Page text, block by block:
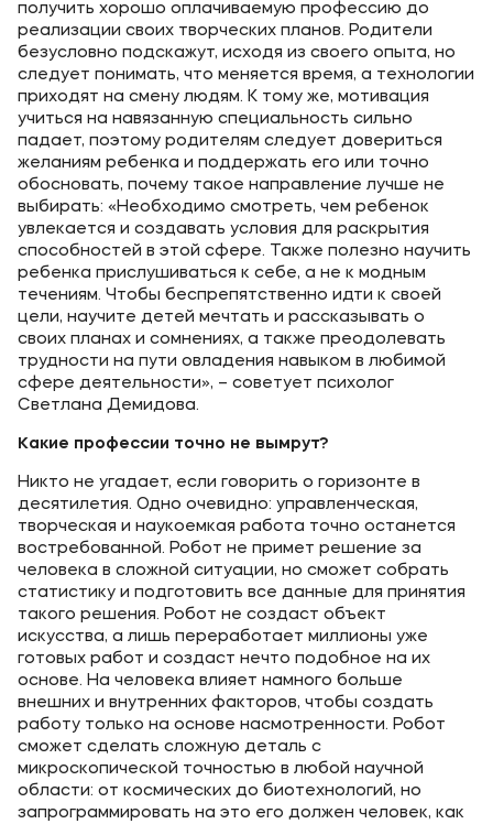
получить хорошо оплачиваемую профессию до
реализации своих творческих планов. Родители
безусловно подскажут, исходя из своего опыта, но
следует понимать, что меняется время, а технологии
приходят на смену людям. К тому же, мотивация
учиться на навязанную специальность сильно
падает, поэтому родителям следует довериться
желаниям ребенка и поддержать его или точно
обосновать, почему такое направление лучше не
выбирать: «Необходимо смотреть, чем ребенок
увлекается и создавать условия для раскрытия
способностей в этой сфере. Также полезно научить
ребенка прислушиваться к себе, а не к модным
течениям. Чтобы беспрепятственно идти к своей
цели, научите детей мечтать и рассказывать о
своих планах и сомнениях, а также преодолевать
трудности на пути овладения навыком в любимой
сфере деятельности», – советует психолог
Светлана Демидова.
Какие профессии точно не вымрут?
Никто не угадает, если говорить о горизонте в
десятилетия. Одно очевидно: управленческая,
творческая и наукоемкая работа точно останется
востребованной. Робот не примет решение за
человека в сложной ситуации, но сможет собрать
статистику и подготовить все данные для принятия
такого решения. Робот не создаст объект
искусства, а лишь переработает миллионы уже
готовых работ и создаст нечто подобное на их
основе. На человека влияет намного больше
внешних и внутренних факторов, чтобы создать
работу только на основе насмотренности. Робот
сможет сделать сложную деталь с
микроскопической точностью в любой научной
области: от космических до биотехнологий, но
запрограммировать на это его должен человек, как